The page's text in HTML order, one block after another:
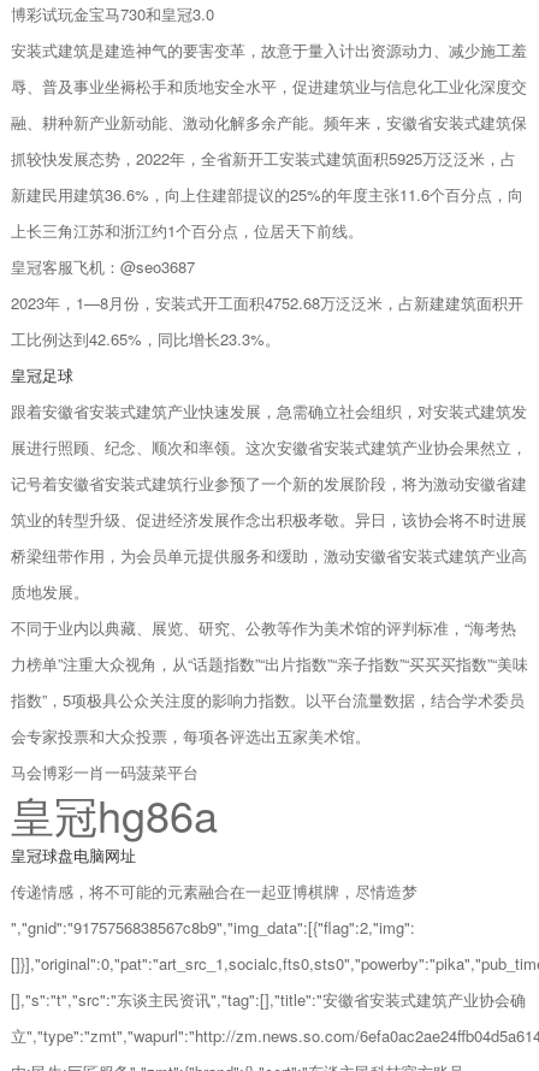
博彩试玩金宝马730和皇冠3.0
安装式建筑是建造神气的要害变革，故意于量入计出资源动力、减少施工羞
辱、普及事业坐褥松手和质地安全水平，促进建筑业与信息化工业化深度交
融、耕种新产业新动能、激动化解多余产能。频年来，安徽省安装式建筑保
抓较快发展态势，2022年，全省新开工安装式建筑面积5925万泛泛米，占
新建民用建筑36.6%，向上住建部提议的25%的年度主张11.6个百分点，向
上长三角江苏和浙江约1个百分点，位居天下前线。
皇冠客服飞机：@seo3687
2023年，1—8月份，安装式开工面积4752.68万泛泛米，占新建建筑面积开
工比例达到42.65%，同比增长23.3%。
皇冠足球
跟着安徽省安装式建筑产业快速发展，急需确立社会组织，对安装式建筑发
展进行照顾、纪念、顺次和率领。这次安徽省安装式建筑产业协会果然立，
记号着安徽省安装式建筑行业参预了一个新的发展阶段，将为激动安徽省建
筑业的转型升级、促进经济发展作念出积极孝敬。异日，该协会将不时进展
桥梁纽带作用，为会员单元提供服务和缓助，激动安徽省安装式建筑产业高
质地发展。
不同于业内以典藏、展览、研究、公教等作为美术馆的评判标准，“海考热
力榜单”注重大众视角，从“话题指数”“出片指数”“亲子指数”“买买买指数”“美味
指数”，5项极具公众关注度的影响力指数。以平台流量数据，结合学术委员
会专家投票和大众投票，每项各评选出五家美术馆。
马会博彩一肖一码菠菜平台
皇冠hg86a
皇冠球盘电脑网址
传递情感，将不可能的元素融合在一起亚博棋牌，尽情造梦
","gnid":"9175756838567c8b9","img_data":[{"flag":2,"img":
[],"s":"t","src":"东谈主民资讯","tag":[],"title":"安徽省安装式建筑产业协会确
立","type":"zmt","wapurl":"http://zm.news.so.com/